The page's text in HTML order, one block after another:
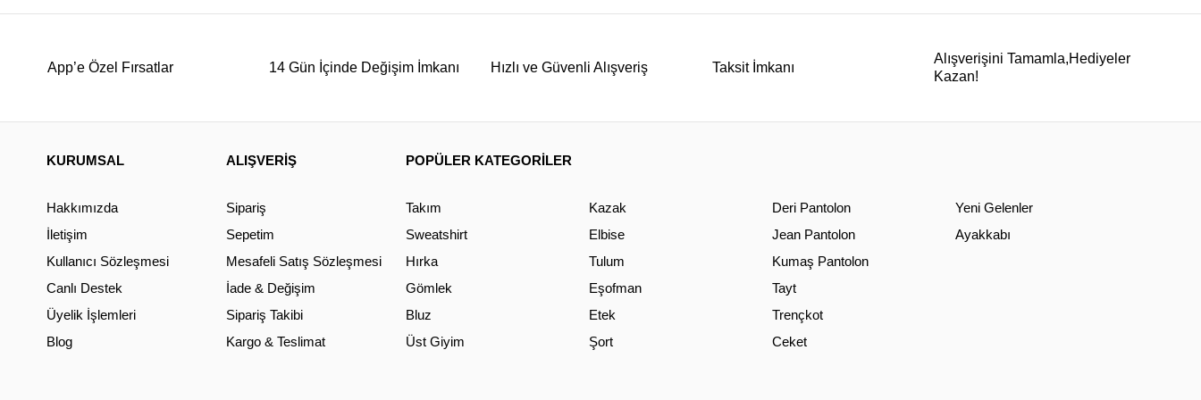
App’e Özel Fırsatlar 14 Gün İçinde Değişim İmkanı Hızlı ve Güvenli Alışveriş Taksit İmkanı
Alışverişini Tamamla,Hediyeler
Kazan!
KURUMSAL
Hakkımızda
İletişim
Kullanıcı Sözleşmesi
Canlı Destek
Üyelik İşlemleri
Blog
ALIŞVERİŞ
Sipariş
Sepetim
Mesafeli Satış Sözleşmesi
İade & Değişim
Sipariş Takibi
Kargo & Teslimat
POPÜLER KATEGORİLER
Takım
Sweatshirt
Hırka
Gömlek
Bluz
Üst Giyim
Kazak
Elbise
Tulum
Eşofman
Etek
Şort
Deri Pantolon
Jean Pantolon
Kumaş Pantolon
Tayt
Trençkot
Ceket
Yeni Gelenler
Ayakkabı